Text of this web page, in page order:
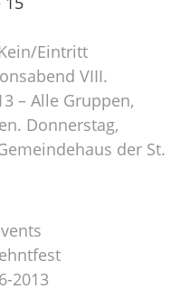
Eintritt
VIII.
– Alle Gruppen,
Donnerstag,
der St.
2013